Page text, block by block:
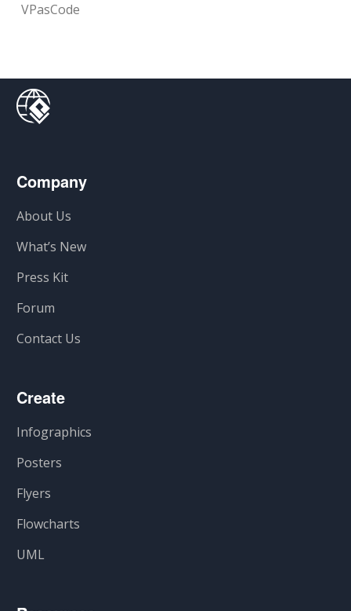
VPasCode
Company
About Us
What’s New
Press Kit
Forum
Contact Us
Create
Infographics
Posters
Flyers
Flowcharts
UML